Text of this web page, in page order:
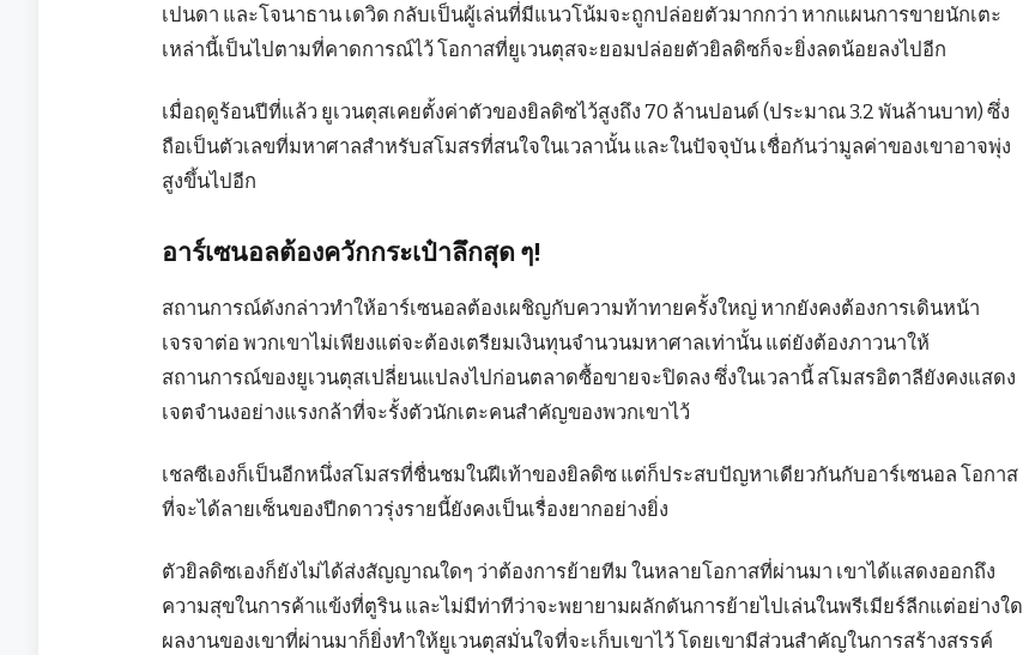
เปนดา และโจนาธาน เดวิด กลับเป็นผู้เล่นที่มีแนวโน้มจะถูกปล่อยตัวมากกว่า หากแผนการขายนักเตะ
เหล่านี้เป็นไปตามที่คาดการณ์ไว้ โอกาสที่ยูเวนตุสจะยอมปล่อยตัวยิลดิซก็จะยิ่งลดน้อยลงไปอีก
เมื่อฤดูร้อนปีที่แล้ว ยูเวนตุสเคยตั้งค่าตัวของยิลดิซไว้สูงถึง 70 ล้านปอนด์ (ประมาณ 3.2 พันล้านบาท) ซึ่ง
ถือเป็นตัวเลขที่มหาศาลสำหรับสโมสรที่สนใจในเวลานั้น และในปัจจุบัน เชื่อกันว่ามูลค่าของเขาอาจพุ่ง
สูงขึ้นไปอีก
อาร์เซนอลต้องควักกระเป๋าลึกสุด ๆ!
สถานการณ์ดังกล่าวทำให้อาร์เซนอลต้องเผชิญกับความท้าทายครั้งใหญ่ หากยังคงต้องการเดินหน้า
เจรจาต่อ พวกเขาไม่เพียงแต่จะต้องเตรียมเงินทุนจำนวนมหาศาลเท่านั้น แต่ยังต้องภาวนาให้
สถานการณ์ของยูเวนตุสเปลี่ยนแปลงไปก่อนตลาดซื้อขายจะปิดลง ซึ่งในเวลานี้ สโมสรอิตาลียังคงแสดง
เจตจำนงอย่างแรงกล้าที่จะรั้งตัวนักเตะคนสำคัญของพวกเขาไว้
เชลซีเองก็เป็นอีกหนึ่งสโมสรที่ชื่นชมในฝีเท้าของยิลดิซ แต่ก็ประสบปัญหาเดียวกันกับอาร์เซนอล โอกาส
ที่จะได้ลายเซ็นของปีกดาวรุ่งรายนี้ยังคงเป็นเรื่องยากอย่างยิ่ง
ตัวยิลดิซเองก็ยังไม่ได้ส่งสัญญาณใดๆ ว่าต้องการย้ายทีม ในหลายโอกาสที่ผ่านมา เขาได้แสดงออกถึง
ความสุขในการค้าแข้งที่ตูริน และไม่มีท่าทีว่าจะพยายามผลักดันการย้ายไปเล่นในพรีเมียร์ลีกแต่อย่างใด
ผลงานของเขาที่ผ่านมาก็ยิ่งทำให้ยูเวนตุสมั่นใจที่จะเก็บเขาไว้ โดยเขามีส่วนสำคัญในการสร้างสรรค์